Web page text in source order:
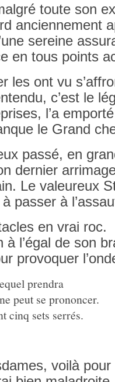
toute son
an­cien­ne­ment
sereine
en tous points
les ont vu
c’est le
l’a
le Grand
passé, en
de­rni­er
Le valeureux
pass­er à
en vrai roc.
l’égal de son
pro­voqu­er
pre­ndra
peut se pro­nonc­er.
cinq sets serrés.
voilà